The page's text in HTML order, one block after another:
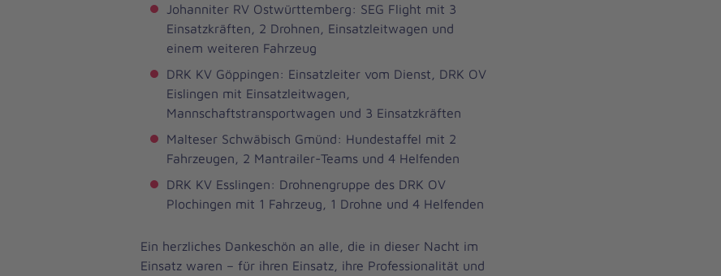
Johanniter RV Ostwürttemberg: SEG Flight mit 3
Einsatzkräften, 2 Drohnen, Einsatzleitwagen und
einem weiteren Fahrzeug
DRK KV Göppingen: Einsatzleiter vom Dienst, DRK OV
Eislingen mit Einsatzleitwagen,
Mannschaftstransportwagen und 3 Einsatzkräften
Malteser Schwäbisch Gmünd: Hundestaffel mit 2
Fahrzeugen, 2 Mantrailer-Teams und 4 Helfenden
DRK KV Esslingen: Drohnengruppe des DRK OV
Plochingen mit 1 Fahrzeug, 1 Drohne und 4 Helfenden
Ein herzliches Dankeschön an alle, die in dieser Nacht im
Einsatz waren – für ihren Einsatz, ihre Professionalität und